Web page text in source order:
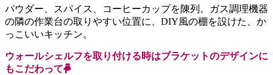
パウダー、スパイス、コーヒーカップを陳列。ガス調理機器
の隣の作業台の取りやすい位置に、DIY風の棚を設けた、か
っこいいキッチン。
ウォールシェルフを取り付ける時はブラケットのデザインに
もこだわって